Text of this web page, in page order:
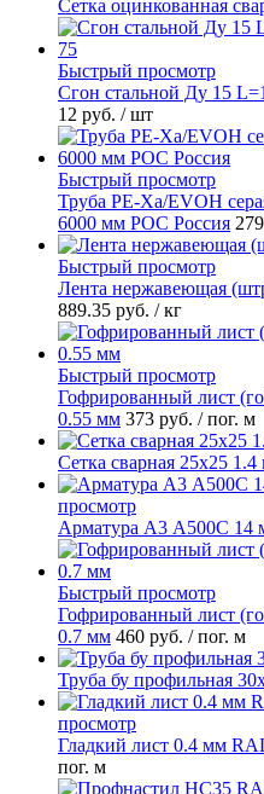
Сетка оцинкованная
Быстрый просмотр
Сгон стальной Ду 15
12 руб. / шт
Быстрый просмотр
Труба PE-Xa/EVOH
6000 мм РОС Россия
Быстрый просмотр
Лента нержавеющая
889.35 руб. / кг
Быстрый просмотр
Гофрированный лист
0.55 мм 373 руб. / пог. м
Сетка сварная 25х25
просмотр
Арматура А3 А500С 14
Быстрый просмотр
Гофрированный лист
0.7 мм 460 руб. / пог. м
Труба бу профильная
просмотр
Гладкий лист 0.4 мм
пог. м